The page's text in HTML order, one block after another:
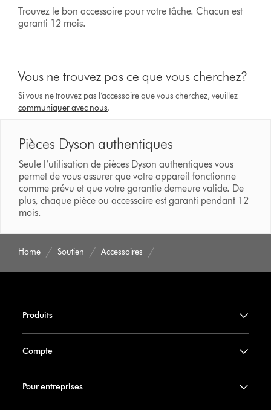
Trouvez le bon accessoire pour votre tâche. Chacun est
garanti 12 mois.
Vous ne trouvez pas ce que vous cherchez?
Si vous ne trouvez pas l’accessoire que vous cherchez, veuillez
communiquer avec nous.
Pièces Dyson authentiques
Seule l’utilisation de pièces Dyson authentiques vous
permet de vous assurer que votre appareil fonctionne
comme prévu et que votre garantie demeure valide. De
plus, chaque pièce ou accessoire est garanti pendant 12
mois.
Home Soutien Accessoires
Produits
Compte
Pour entreprises